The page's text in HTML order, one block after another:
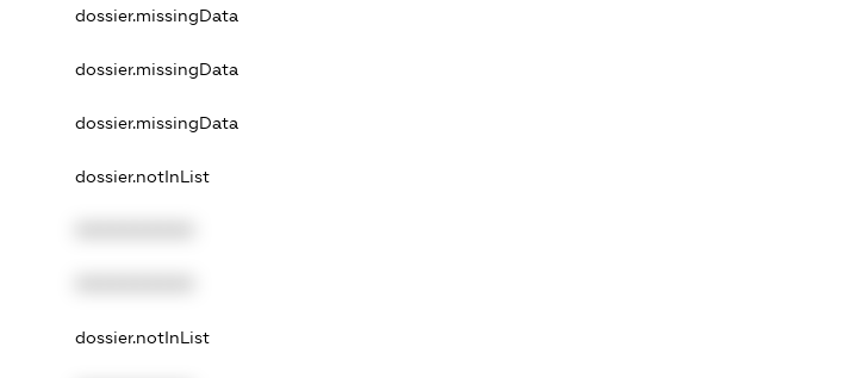
dossier.missingData
dossier.missingData
dossier.missingData
dossier.notInList
dossier.notInList